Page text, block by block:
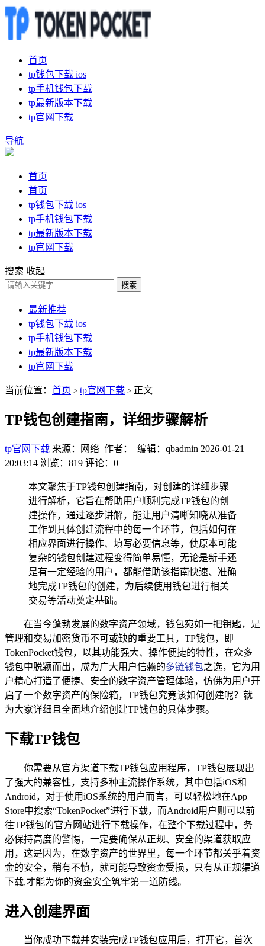
首页
tp钱包下载 ios
tp手机钱包下载
tp最新版本下载
tp官网下载
导航
首页
首页
tp钱包下载 ios
tp手机钱包下载
tp最新版本下载
tp官网下载
搜索 收起
搜索
最新推荐
tp钱包下载 ios
tp手机钱包下载
tp最新版本下载
tp官网下载
当前位置： 首页 > tp官网下载 > 正文
TP钱包创建指南，详细步骤解析
tp官网下载 来源：网络 作者： 编辑：qbadmin 2026-01-21
20:03:14 浏览：819 评论：0
本文聚焦于TP钱包创建指南，对创建的详细步骤
进行解析，它旨在帮助用户顺利完成TP钱包的创
建操作，通过逐步讲解，能让用户清晰知晓从准备
工作到具体创建流程中的每一个环节，包括如何在
相应界面进行操作、填写必要信息等，使原本可能
复杂的钱包创建过程变得简单易懂，无论是新手还
是有一定经验的用户，都能借助该指南快速、准确
地完成TP钱包的创建，为后续使用钱包进行相关
交易等活动奠定基础。
在当今蓬勃发展的数字资产领域，钱包宛如一把钥匙，是
管理和交易加密货币不可或缺的重要工具，TP钱包，即
TokenPocket钱包，以其功能强大、操作便捷的特性，在众多
钱包中脱颖而出，成为广大用户信赖的多链钱包之选，它为用
户精心打造了便捷、安全的数字资产管理体验，仿佛为用户开
启了一个数字资产的保险箱，TP钱包究竟该如何创建呢？就
为大家详细且全面地介绍创建TP钱包的具体步骤。
下载TP钱包
你需要从官方渠道下载TP钱包应用程序，TP钱包展现出
了强大的兼容性，支持多种主流操作系统，其中包括iOS和
Android，对于使用iOS系统的用户而言，可以轻松地在App
Store中搜索“TokenPocket”进行下载，而Android用户则可以前
往TP钱包的官方网站进行下载操作，在整个下载过程中，务
必保持高度的警惕，一定要确保从正规、安全的渠道获取应
用，这是因为，在数字资产的世界里，每一个环节都关乎着资
金的安全，稍有不慎，就可能导致资金受损，只有从正规渠道
下载,才能为你的资金安全筑牢第一道防线。
进入创建界面
当你成功下载并安装完成TP钱包应用后，打开它，首次